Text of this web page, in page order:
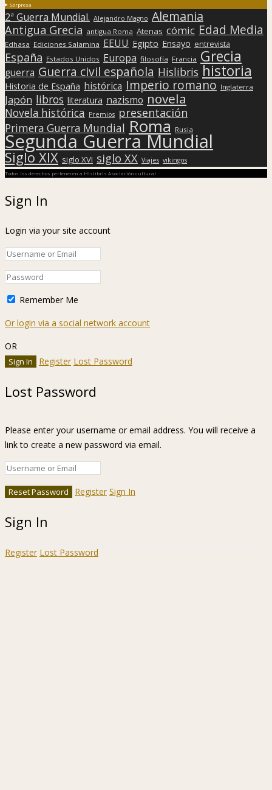
Sorpresa
2ª Guerra Mundial. Alejandro Magno Alemania
Antigua Grecia antigua Roma Atenas cómic Edad Media
Edhasa Ediciones Salamina EEUU Egipto Ensayo entrevista
España Estados Unidos Europa filosofía Francia Grecia
guerra Guerra civil española Hislibris historia
Historia de España histórica Imperio romano Inglaterra
Japón libros literatura nazismo novela
Novela histórica Premios presentación
Primera Guerra Mundial Roma Rusia
Segunda Guerra Mundial
Siglo XIX siglo XVI siglo XX Viajes vikingos
Todos los derechos pertenecen a Hislibris Asociación cultural
Sign In
Login via your site account
Remember Me
Or login via a social network account
OR
Register Lost Password
Lost Password
Please enter your username or email address. You will receive a
link to create a new password via email.
Register Sign In
Sign In
Register Lost Password